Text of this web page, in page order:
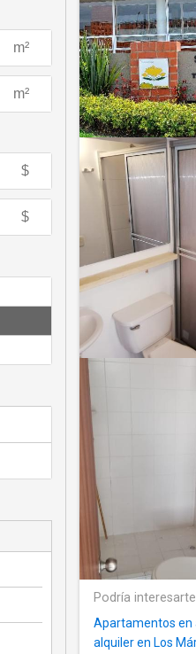
Podría
Apartamentos en
alquiler en Los